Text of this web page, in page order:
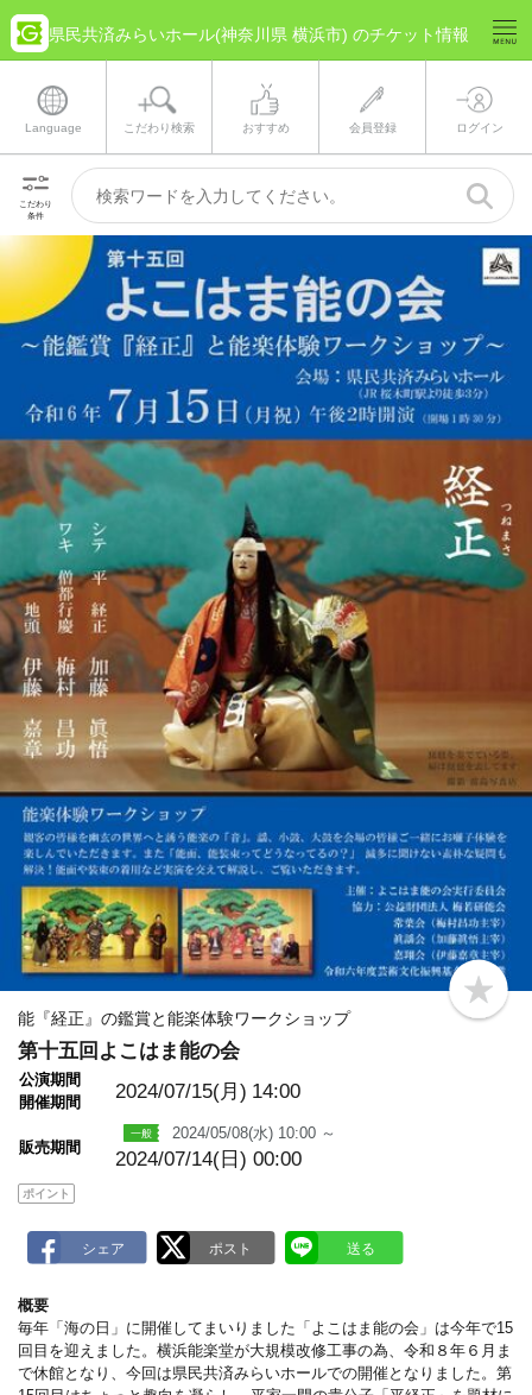
県民共済みらいホール(神奈川県 横浜市) のチケット情報
Language こだわり検索 おすすめ 会員登録 ログイン
こだわり
条件
b
o
能『経正』の鑑賞と能楽体験ワークショップ
第十五回よこはま能の会
公演期間
開催期間
2024/07/15(月) 14:00
販売期間
2024/05/08(水) 10:00 ～
2024/07/14(日) 00:00
ポイント
概要
毎年「海の日」に開催してまいりました「よこはま能の会」は今年で15
回目を迎えました。横浜能楽堂が大規模改修工事の為、令和８年６月ま
で休館となり、今回は県民共済みらいホールでの開催となりました。第